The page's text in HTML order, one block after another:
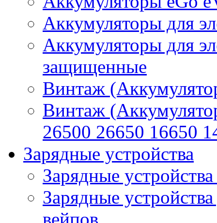
Аккумуляторы для
Аккумуляторы для
защищенные
Винтаж
Винтаж
26500 26650 16650
Зарядные устройства
Зарядные
Зарядные
вейпов